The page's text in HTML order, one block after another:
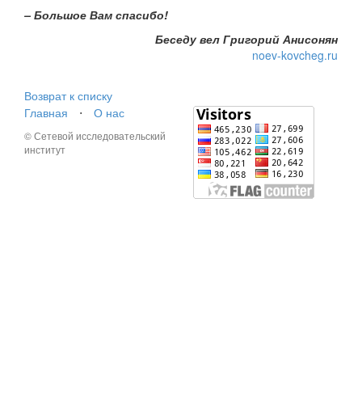
– Большое Вам спасибо!
Беседу вел Григорий Анисонян
noev-kovcheg.ru
Возврат к списку
Главная
⋅ О нас
© Сетевой исследовательский
институт